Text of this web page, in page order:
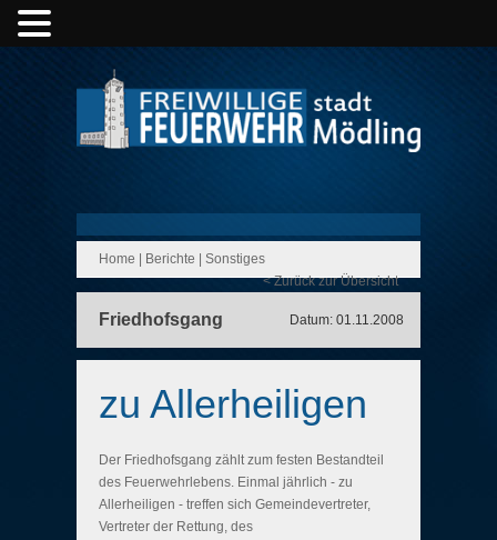
Home Berichte
Sonstiges
< Zurück zur Übersicht
Friedhofsgang Datum: 01.11.2008
zu Allerheiligen
Der Friedhofsgang zählt zum festen Bestandteil
des Feuerwehrlebens. Einmal jährlich - zu
Allerheiligen - treffen sich Gemeindevertreter,
Vertreter der Rettung, des